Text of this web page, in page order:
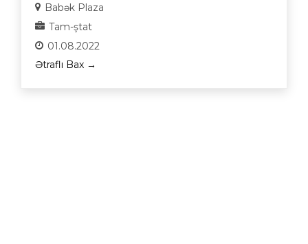
Babək Plaza
Tam-ştat
01.08.2022
Ətraflı Bax